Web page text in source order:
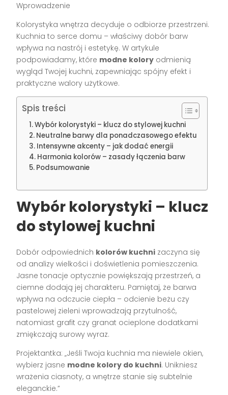
Wprowadzenie
Kolorystyka wnętrza decyduje o odbiorze przestrzeni.
Kuchnia to serce domu – właściwy dobór barw
wpływa na nastrój i estetykę. W artykule
podpowiadamy, które modne kolory odmienią
wygląd Twojej kuchni, zapewniając spójny efekt i
praktyczne walory użytkowe.
Spis treści
Wybór kolorystyki – klucz do stylowej kuchni
Neutralne barwy dla ponadczasowego efektu
Intensywne akcenty – jak dodać energii
Harmonia kolorów – zasady łączenia barw
Podsumowanie
Wybór kolorystyki – klucz
do stylowej kuchni
Dobór odpowiednich kolorów kuchni zaczyna się
od analizy wielkości i doświetlenia pomieszczenia.
Jasne tonacje optycznie powiększają przestrzeń, a
ciemne dodają jej charakteru. Pamiętaj, że barwa
wpływa na odczucie ciepła – odcienie beżu czy
pastelowej zieleni wprowadzają przytulność,
natomiast grafit czy granat ocieplone dodatkami
zmiękczają surowy wyraz.
Projektantka: „Jeśli Twoja kuchnia ma niewiele okien,
wybierz jasne modne kolory do kuchni. Unikniesz
wrażenia ciasnoty, a wnętrze stanie się subtelnie
eleganckie.”